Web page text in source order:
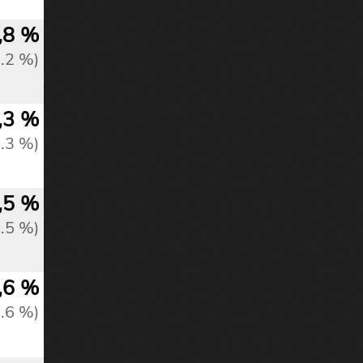
%
%)
%
%)
%
%)
%
%)